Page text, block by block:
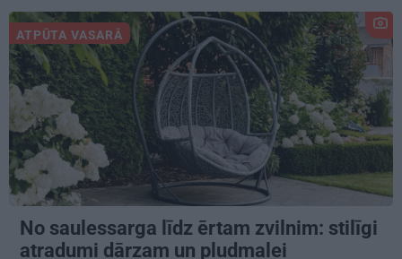
ATPŪTA VASARĀ
No saulessarga līdz ērtam zvilnim: stilīgi
atradumi dārzam un pludmalei